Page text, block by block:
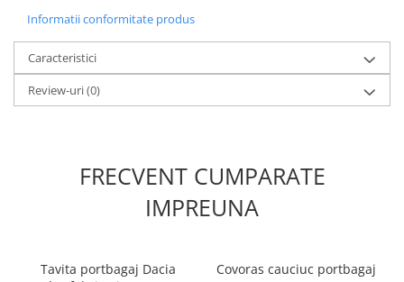
Informatii conformitate produs
Caracteristici
Review-uri(0)
FRECVENT CUMPARATE
IMPREUNA
Tavita portbagaj Dacia
Covoras cauciuc portbagaj